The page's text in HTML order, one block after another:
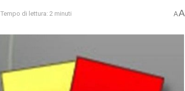
Tempo di lettura: 2 minuti AA